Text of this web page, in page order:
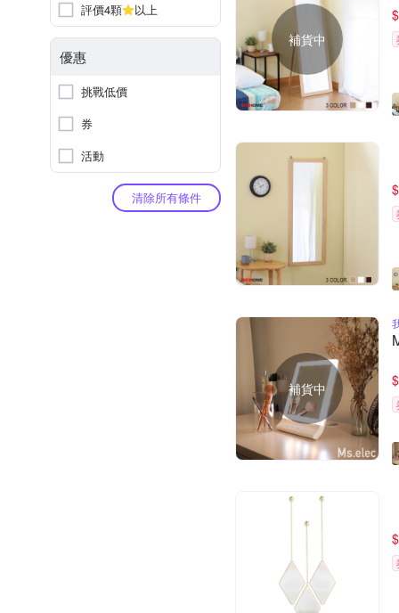
評價4顆
以上
優惠
挑戰低價
券
活動
清除所有條件
補貨中
$
$
補貨中 $
$